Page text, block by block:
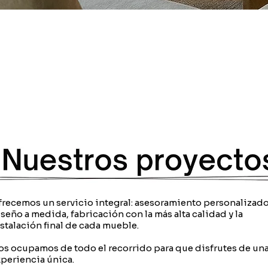
un servicio integral: asesoramiento
a medida, fabricación con la más alta calidad y la
final de cada mueble.
ocupamos de todo el recorrido para que disfrutes de
única.